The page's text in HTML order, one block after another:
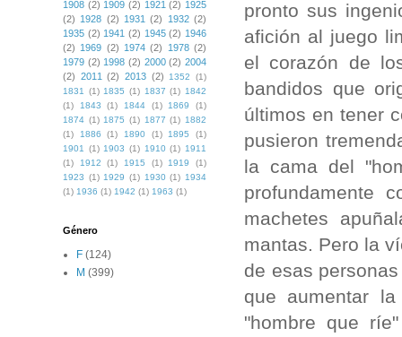
pronto sus
afición al juego
el corazón de
bandidos que
últimos en tener
pusieron
la cama del
profundamente
machetes
mantas. Pero la
de esas
que aumentar
"hombre que
1908 (2) 1909 (2) 1921 (2) 1925
(2) 1928 (2) 1931 (2) 1932 (2)
1935 (2) 1941 (2) 1945 (2) 1946
(2) 1969 (2) 1974 (2) 1978 (2)
1979 (2) 1998 (2) 2000 (2) 2004
(2) 2011 (2) 2013 (2) 1352
(1)
1831 (1) 1835 (1) 1837 (1) 1842
(1)
1843 (1) 1844 (1) 1869
(1)
1874 (1) 1875 (1) 1877 (1) 1882
(1)
1886 (1) 1890 (1) 1895
(1)
1901 (1) 1903 (1) 1910 (1) 1911
(1)
1912 (1) 1915 (1) 1919
(1)
1923 (1) 1929 (1) 1930 (1) 1934
(1) 1936 (1) 1942 (1) 1963 (1)
Género
F (124)
M (399)